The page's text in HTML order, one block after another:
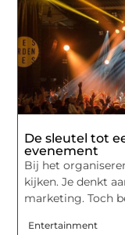
De sleutel tot
evenement
Bij het
kijken. Je denkt
marketing. Toch
Entertainment